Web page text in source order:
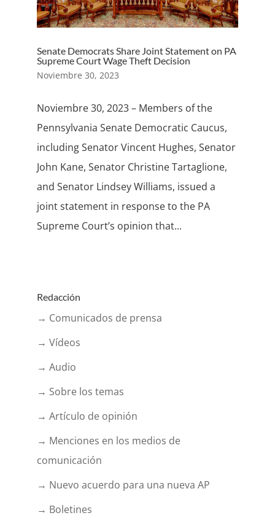
Senate Democrats Share Joint Statement on PA
Supreme Court Wage Theft Decision
Noviembre 30, 2023
Noviembre 30, 2023 – Members of the
Pennsylvania Senate Democratic Caucus,
including Senator Vincent Hughes, Senator
John Kane, Senator Christine Tartaglione,
and Senator Lindsey Williams, issued a
joint statement in response to the PA
Supreme Court’s opinion that...
Redacción
→ Comunicados de prensa
→ Vídeos
→ Audio
→ Sobre los temas
→ Artículo de opinión
→ Menciones en los medios de
comunicación
→ Nuevo acuerdo para una nueva AP
→ Boletines